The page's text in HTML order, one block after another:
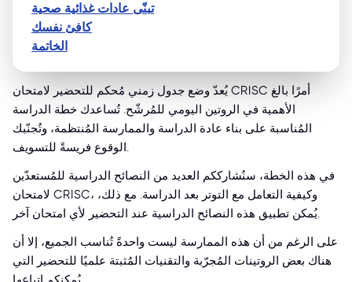
تبنّى عادات غذائية صحية
كافئ نفسك
الخاتمة
يُعدّ وضع جدول زمني مُحكم للتحضير لامتحان CRISC أمرًا بالغ
الأهمية في الروتين اليومي للمُرشّح. تُساعدك خطة الدراسة
المُناسبة على بناء عادة الدراسة والممارسة المُنتظمة، وتُجنّبك
الوقوع فريسةً للتسويف.
في هذه الخطة، سنُشارككم العديد من النصائح الدراسية للمُستعدّين
لامتحان CRISC، وكيفية التعامل مع التوتر بعد الدراسة. مع ذلك،
يُمكن تطبيق هذه النصائح الدراسية عند التحضير لأي امتحان آخر.
على الرغم من أن هذه الممارسة ليست واحدةً تُناسب الجميع، إلا أن
هناك بعض الروتينات المُجرّبة والتقنيات المُثبتة علميًا للتحضير التي